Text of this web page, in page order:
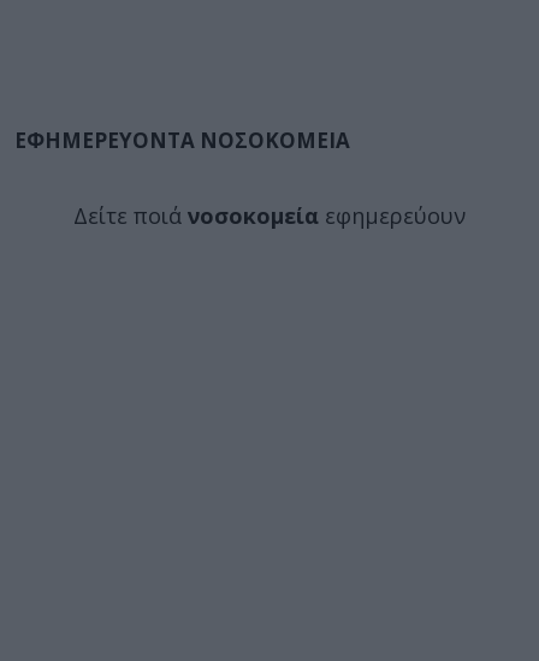
ΕΦΗΜΕΡΕΥΟΝΤΑ ΝΟΣΟΚΟΜΕΙΑ
Δείτε ποιά νοσοκομεία εφημερεύουν